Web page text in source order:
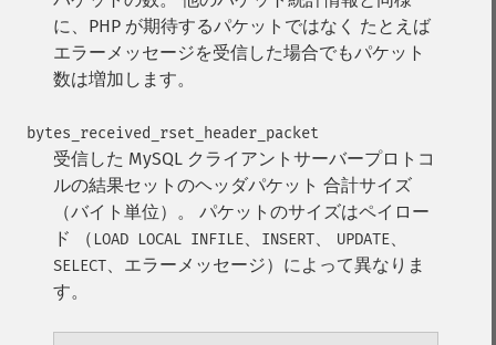
に、PHP が期待するパケットではなく たとえば
エラーメッセージを受信した場合でもパケット
数は増加します。
bytes_received_rset_header_packet
受信した MySQL クライアントサーバープロトコ
ルの結果セットのヘッダパケット 合計サイズ
（バイト単位）。 パケットのサイズはペイロー
ド （ LOAD LOCAL INFILE、 INSERT、 UPDATE、
SELECT、エラーメッセージ）によって異なりま
す。